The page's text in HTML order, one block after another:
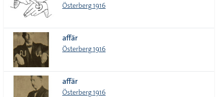
Österberg 1916
affär
Österberg 1916
affär
Österberg 1916